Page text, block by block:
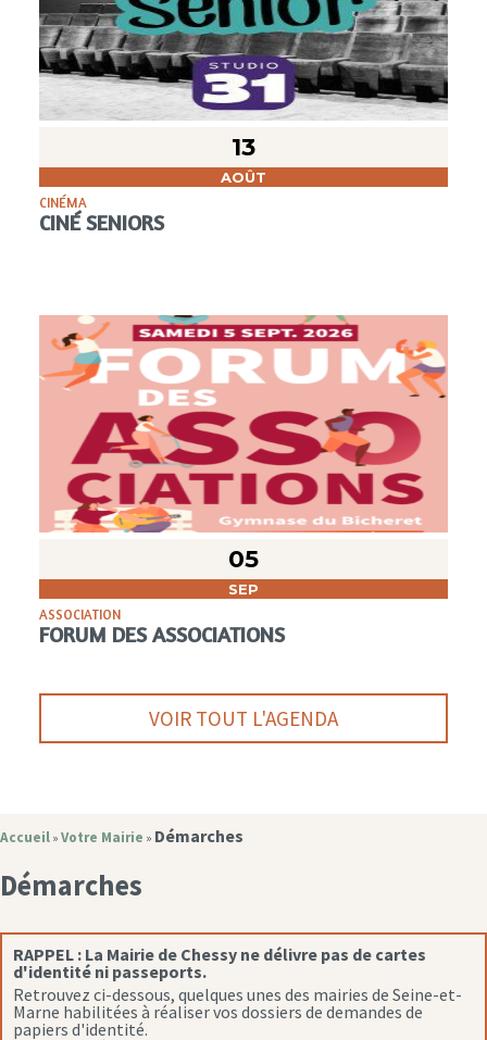
13
AOÛT
CINÉMA
CINÉ SENIORS
05
SEP
ASSOCIATION
FORUM DES ASSOCIATIONS
VOIR TOUT L'AGENDA
Accueil » Votre Mairie » Démarches
Démarches
RAPPEL : La Mairie de Chessy ne délivre pas de cartes
d'identité ni passeports.
Retrouvez ci-dessous, quelques unes des mairies de Seine-et-
Marne habilitées à réaliser vos dossiers de demandes de
papiers d'identité.